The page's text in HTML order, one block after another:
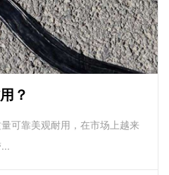
？
可靠美观耐用，在市场上越来